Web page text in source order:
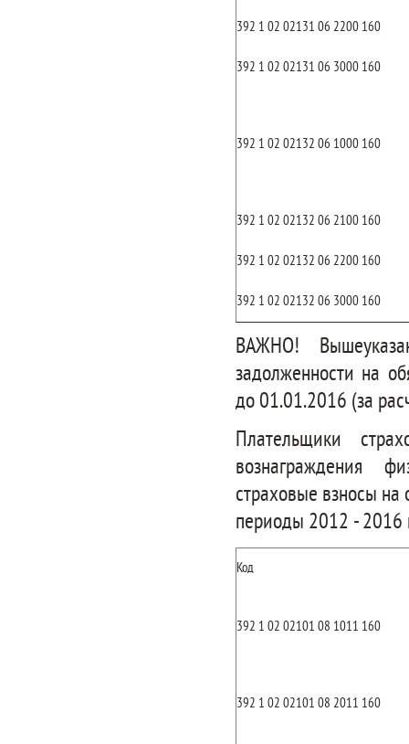
392 1 02 02131 06 2200 160
392 1 02 02131 06 3000 160
392 1 02 02132 06 1000 160
392 1 02 02132 06 2100 160
392 1 02 02132 06 2200 160
392 1 02 02132 06 3000 160
ВАЖНО!
задолженности на
до 01.01.2016 (за
Плательщики
вознаграждения
страховые взносы на
периоды 2012 - 2016
Код
392 1 02 02101 08 1011 160
392 1 02 02101 08 2011 160